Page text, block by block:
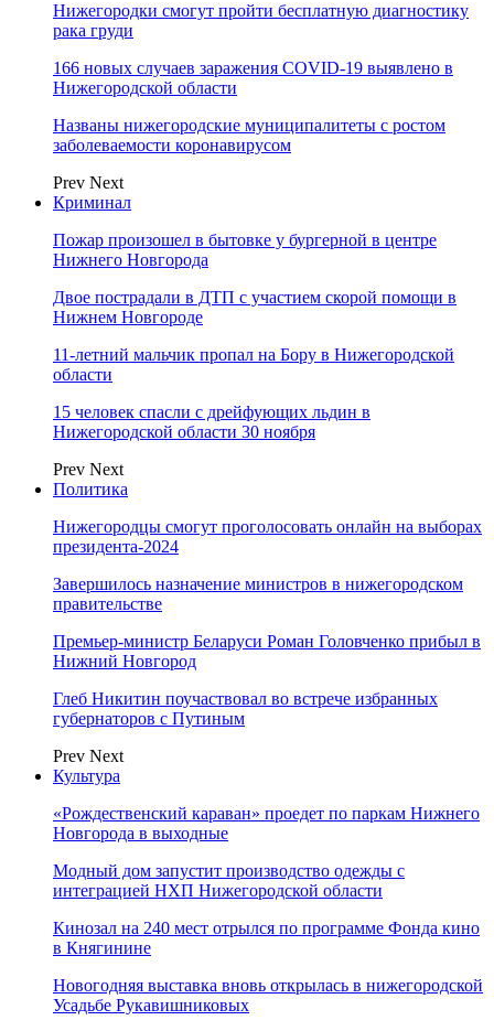
Нижегородки смогут пройти бесплатную диагностику
рака груди
166 новых случаев заражения COVID-19 выявлено в
Нижегородской области
Названы нижегородские муниципалитеты с ростом
заболеваемости коронавирусом
Prev Next
Криминал
Пожар произошел в бытовке у бургерной в центре
Нижнего Новгорода
Двое пострадали в ДТП с участием скорой помощи в
Нижнем Новгороде
11-летний мальчик пропал на Бору в Нижегородской
области
15 человек спасли с дрейфующих льдин в
Нижегородской области 30 ноября
Prev Next
Политика
Нижегородцы смогут проголосовать онлайн на выборах
президента-2024
Завершилось назначение министров в нижегородском
правительстве
Премьер-министр Беларуси Роман Головченко прибыл в
Нижний Новгород
Глеб Никитин поучаствовал во встрече избранных
губернаторов с Путиным
Prev Next
Культура
«Рождественский караван» проедет по паркам Нижнего
Новгорода в выходные
Модный дом запустит производство одежды с
интеграцией НХП Нижегородской области
Кинозал на 240 мест отрылся по программе Фонда кино
в Княгинине
Новогодняя выставка вновь открылась в нижегородской
Усадьбе Рукавишниковых